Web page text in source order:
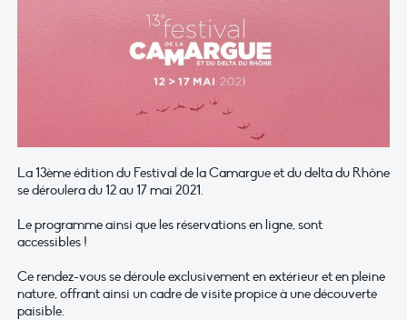
La 13ème édition du Festival de la Camargue et du delta du Rhône
se déroulera du 12 au 17 mai 2021.
Le programme ainsi que les réservations en ligne, sont
accessibles !
Ce rendez-vous se déroule exclusivement en extérieur et en pleine
nature, offrant ainsi un cadre de visite propice à une découverte
paisible.